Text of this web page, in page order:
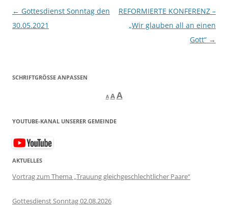
Beitragsnavigation
← Gottesdienst Sonntag den
30.05.2021
REFORMIERTE KONFERENZ –
„Wir glauben all an einen
Gott“ →
SCHRIFTGRÖSSE ANPASSEN
Afont
A Reset
size.
AIncrease
YOUTUBE-KANAL UNSERER GEMEINDE
AKTUELLES
Vortrag zum Thema „Trauung gleichgeschlechtlicher Paare“
Gottesdienst Sonntag 02.08.2026